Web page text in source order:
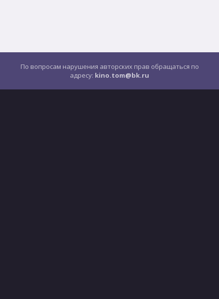
По вопросам нарушения авторских прав обращаться по
адресу: kino.tom@bk.ru